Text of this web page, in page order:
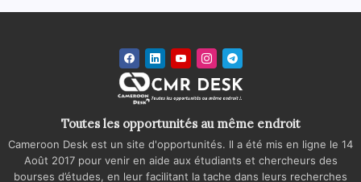
Toutes les opportunités au même endroit
Cameroon Desk est un site d'opportunités. Il a été mis en ligne le 14
Août 2017 pour venir en aide aux étudiants et chercheurs des
bourses d’études, en leur facilitant la tache dans leurs recherches